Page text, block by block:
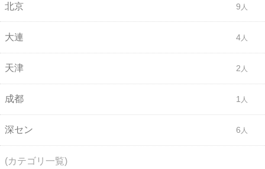
北京 9
大連 4
天津 2
成都 1
深セン 6
(カテゴリ一覧)